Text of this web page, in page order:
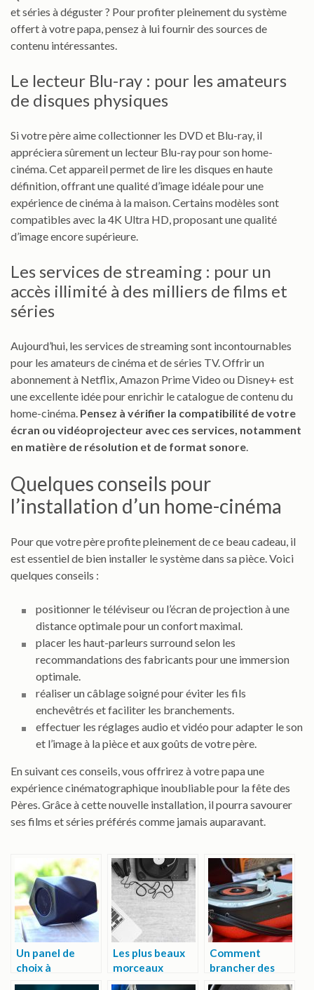
et séries à déguster ? Pour profiter pleinement du système
offert à votre papa, pensez à lui fournir des sources de
contenu intéressantes.
Le lecteur Blu-ray : pour les amateurs
de disques physiques
Si votre père aime collectionner les DVD et Blu-ray, il
appréciera sûrement un lecteur Blu-ray pour son home-
cinéma. Cet appareil permet de lire les disques en haute
définition, offrant une qualité d’image idéale pour une
expérience de cinéma à la maison. Certains modèles sont
compatibles avec la 4K Ultra HD, proposant une qualité
d’image encore supérieure.
Les services de streaming : pour un
accès illimité à des milliers de films et
séries
Aujourd’hui, les services de streaming sont incontournables
pour les amateurs de cinéma et de séries TV. Offrir un
abonnement à Netflix, Amazon Prime Video ou Disney+ est
une excellente idée pour enrichir le catalogue de contenu du
home-cinéma. Pensez à vérifier la compatibilité de votre
écran ou vidéoprojecteur avec ces services, notamment
en matière de résolution et de format sonore.
Quelques conseils pour
l’installation d’un home-cinéma
Pour que votre père profite pleinement de ce beau cadeau, il
est essentiel de bien installer le système dans sa pièce. Voici
quelques conseils :
positionner le téléviseur ou l’écran de projection à une
distance optimale pour un confort maximal.
placer les haut-parleurs surround selon les
recommandations des fabricants pour une immersion
optimale.
réaliser un câblage soigné pour éviter les fils
enchevêtrés et faciliter les branchements.
effectuer les réglages audio et vidéo pour adapter le son
et l’image à la pièce et aux goûts de votre père.
En suivant ces conseils, vous offrirez à votre papa une
expérience cinématographique inoubliable pour la fête des
Pères. Grâce à cette nouvelle installation, il pourra savourer
ses films et séries préférés comme jamais auparavant.
Un panel de
choix à
découvrir pour
Les plus beaux
morceaux
accompagnés
Comment
brancher des
platines vinyles